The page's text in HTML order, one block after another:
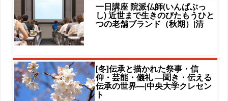
一日講座 院派仏師(いんぱぶっ
し) 近世まで生きのびたもうひと
つの老舗ブランド（秋期）|清
[冬]伝承と描かれた祭事・信
仰・芸能・儀礼 ―聞き・伝える
伝承の世界―|中央大学クレセン
ト